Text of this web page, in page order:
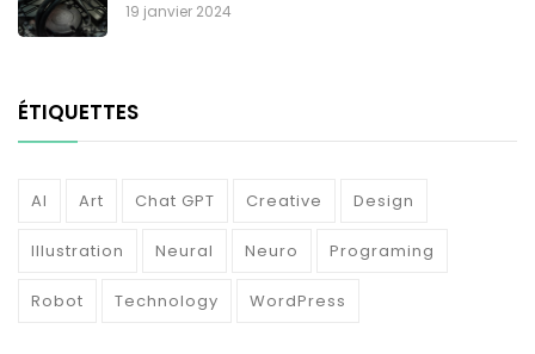
19 janvier 2024
ÉTIQUETTES
AI Art Chat GPT Creative Design
Illustration Neural Neuro Programing
Robot Technology WordPress